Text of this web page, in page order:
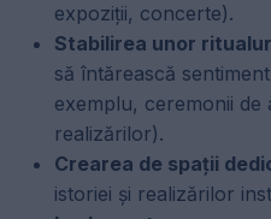
expoziții, concerte).
Stabilirea unor
să întărească
exemplu, ceremonii
realizărilor).
Crearea de spații
istoriei și realizărilor